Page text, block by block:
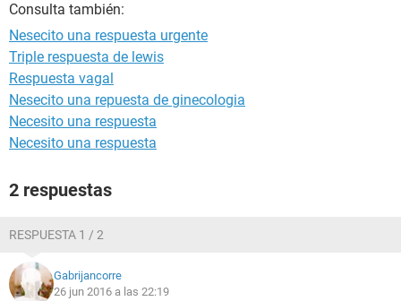
Consulta también:
Nesecito una respuesta urgente
Triple respuesta de lewis
Respuesta vagal
Nesecito una repuesta de ginecologia
Necesito una respuesta
Necesito una respuesta
2 respuestas
RESPUESTA 1 / 2
Gabrijancorre
26 jun 2016 a las 22:19